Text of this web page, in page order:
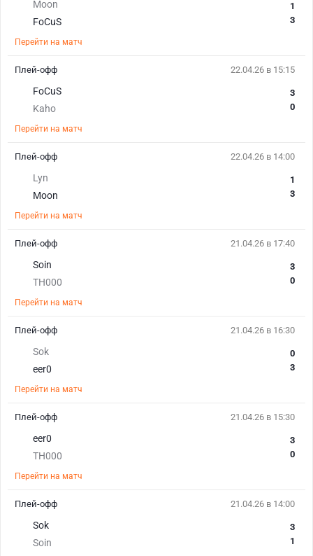
Moon
FoCuS
1
3
Перейти на матч
22.04.26 в 15:15
FoCuS
Kaho
3
0
Перейти на матч
Плей-офф
22.04.26 в 14:00
Lyn
Moon
1
3
Перейти на матч
Плей-офф
21.04.26 в 17:40
Soin
TH000
3
0
Перейти на матч
Плей-офф
21.04.26 в 16:30
Sok
eer0
0
3
Перейти на матч
Плей-офф
21.04.26 в 15:30
eer0
TH000
3
0
Перейти на матч
Плей-офф
21.04.26 в 14:00
Sok
Soin
3
1
Плей-офф